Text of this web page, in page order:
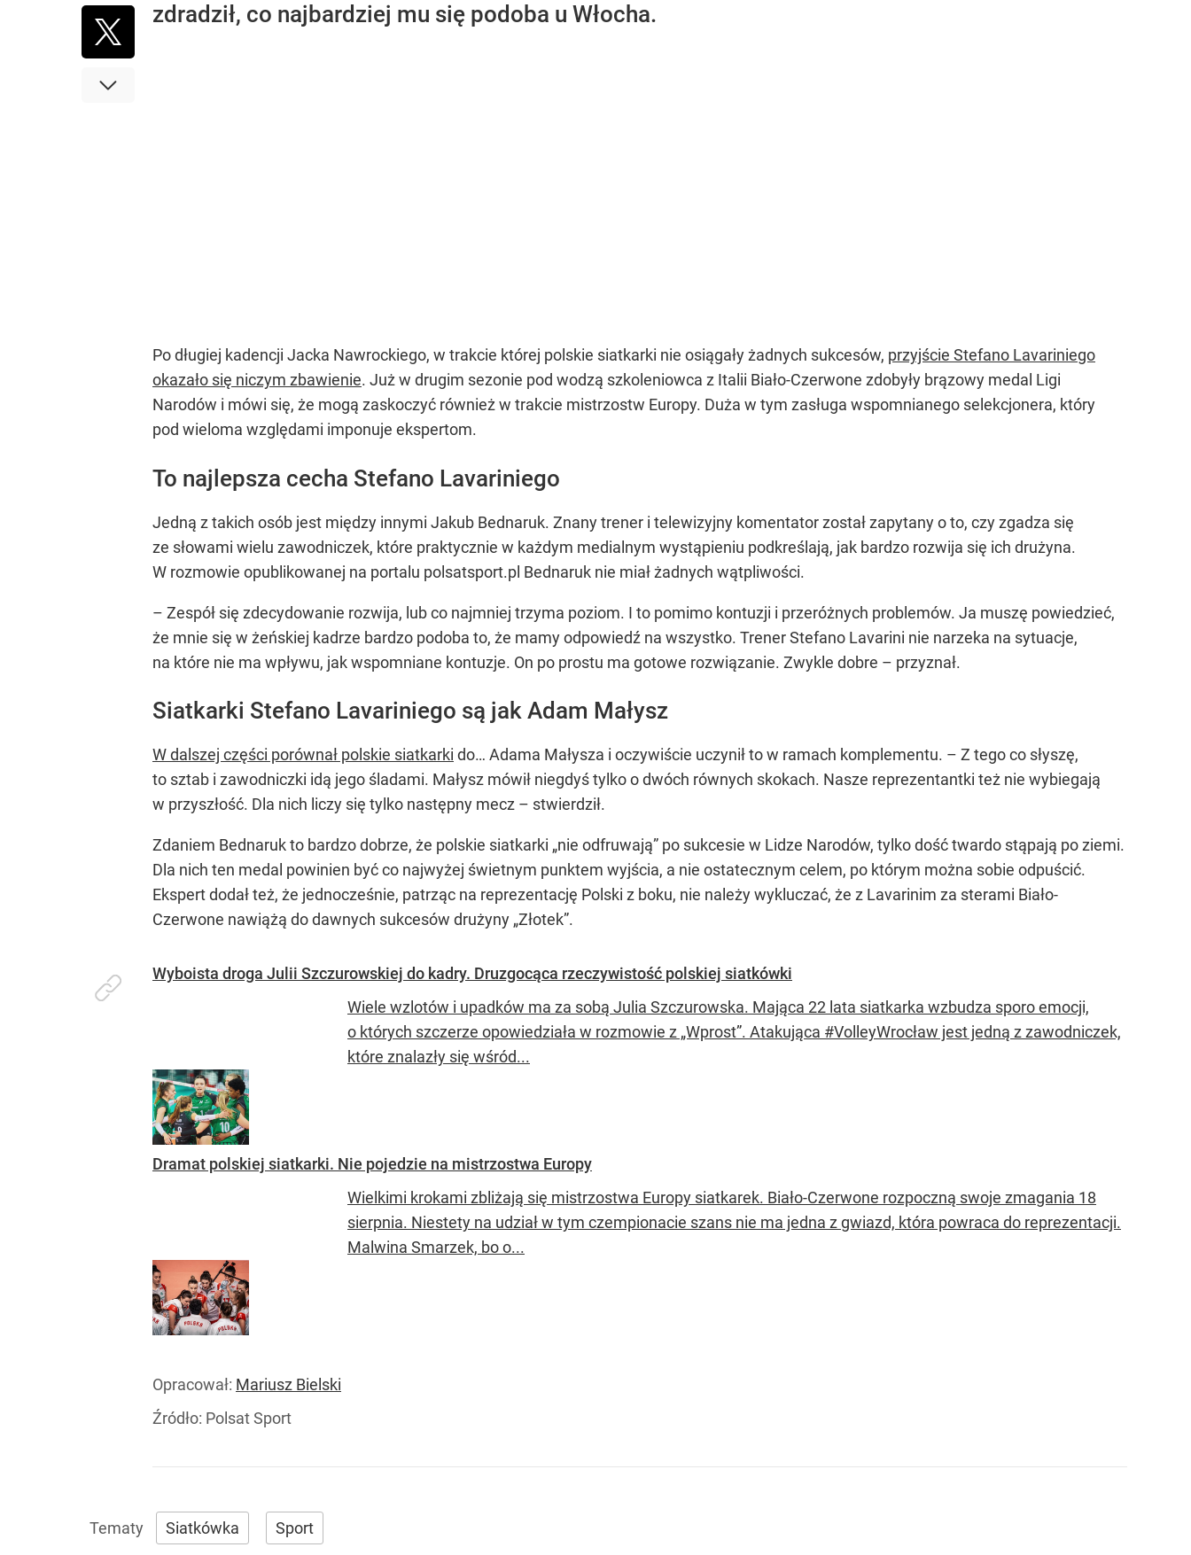
zdradził, co najbardziej mu się podoba u Włocha.
Po długiej kadencji Jacka Nawrockiego, w trakcie której polskie siatkarki nie osiągały żadnych sukcesów, przyjście Stefano Lavariniego
okazało się niczym zbawienie. Już w drugim sezonie pod wodzą szkoleniowca z Italii Biało-Czerwone zdobyły brązowy medal Ligi
Narodów i mówi się, że mogą zaskoczyć również w trakcie mistrzostw Europy. Duża w tym zasługa wspomnianego selekcjonera, który
pod wieloma względami imponuje ekspertom.
To najlepsza cecha Stefano Lavariniego
Jedną z takich osób jest między innymi Jakub Bednaruk. Znany trener i telewizyjny komentator został zapytany o to, czy zgadza się
ze słowami wielu zawodniczek, które praktycznie w każdym medialnym wystąpieniu podkreślają, jak bardzo rozwija się ich drużyna.
W rozmowie opublikowanej na portalu polsatsport.pl Bednaruk nie miał żadnych wątpliwości.
– Zespół się zdecydowanie rozwija, lub co najmniej trzyma poziom. I to pomimo kontuzji i przeróżnych problemów. Ja muszę powiedzieć,
że mnie się w żeńskiej kadrze bardzo podoba to, że mamy odpowiedź na wszystko. Trener Stefano Lavarini nie narzeka na sytuacje,
na które nie ma wpływu, jak wspomniane kontuzje. On po prostu ma gotowe rozwiązanie. Zwykle dobre – przyznał.
Siatkarki Stefano Lavariniego są jak Adam Małysz
W dalszej części porównał polskie siatkarki do… Adama Małysza i oczywiście uczynił to w ramach komplementu. – Z tego co słyszę,
to sztab i zawodniczki idą jego śladami. Małysz mówił niegdyś tylko o dwóch równych skokach. Nasze reprezentantki też nie wybiegają
w przyszłość. Dla nich liczy się tylko następny mecz – stwierdził.
Zdaniem Bednaruk to bardzo dobrze, że polskie siatkarki „nie odfruwają” po sukcesie w Lidze Narodów, tylko dość twardo stąpają po ziemi.
Dla nich ten medal powinien być co najwyżej świetnym punktem wyjścia, a nie ostatecznym celem, po którym można sobie odpuścić.
Ekspert dodał też, że jednocześnie, patrząc na reprezentację Polski z boku, nie należy wykluczać, że z Lavarinim za sterami Biało-
Czerwone nawiążą do dawnych sukcesów drużyny „Złotek”.
Wyboista droga Julii Szczurowskiej do kadry. Druzgocąca rzeczywistość polskiej siatkówki
Wiele wzlotów i upadków ma za sobą Julia Szczurowska. Mająca 22 lata siatkarka wzbudza sporo emocji,
o których szczerze opowiedziała w rozmowie z „Wprost”. Atakująca #VolleyWrocław jest jedną z zawodniczek,
które znalazły się wśród...
Dramat polskiej siatkarki. Nie pojedzie na mistrzostwa Europy
Wielkimi krokami zbliżają się mistrzostwa Europy siatkarek. Biało-Czerwone rozpoczną swoje zmagania 18
sierpnia. Niestety na udział w tym czempionacie szans nie ma jedna z gwiazd, która powraca do reprezentacji.
Malwina Smarzek, bo o...
Opracował: Mariusz Bielski
Źródło: Polsat Sport
Siatkówka Sport